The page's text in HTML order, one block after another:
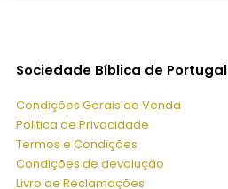
Sociedade Bíblica de Portugal
Condições Gerais de Venda
Politica de Privacidade
Termos e Condições
Condições de devolução
Livro de Reclamações